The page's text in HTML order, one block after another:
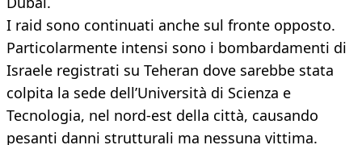
I raid sono continuati anche sul fronte opposto.
Particolarmente intensi sono i bombardamenti di
Israele registrati su Teheran dove sarebbe stata
colpita la sede dell’Università di Scienza e
Tecnologia, nel nord-est della città, causando
pesanti danni strutturali ma nessuna vittima.